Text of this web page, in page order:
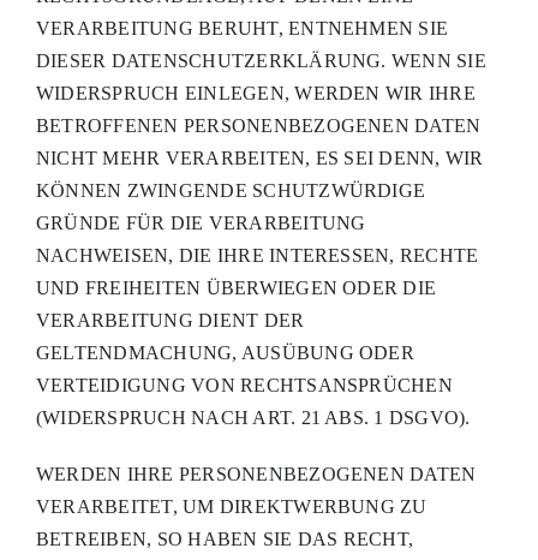
VERARBEITUNG BERUHT, ENTNEHMEN SIE
DIESER DATENSCHUTZERKLÄRUNG. WENN SIE
WIDERSPRUCH EINLEGEN, WERDEN WIR IHRE
BETROFFENEN PERSONENBEZOGENEN DATEN
NICHT MEHR VERARBEITEN, ES SEI DENN, WIR
KÖNNEN ZWINGENDE SCHUTZWÜRDIGE
GRÜNDE FÜR DIE VERARBEITUNG
NACHWEISEN, DIE IHRE INTERESSEN, RECHTE
UND FREIHEITEN ÜBERWIEGEN ODER DIE
VERARBEITUNG DIENT DER
GELTENDMACHUNG, AUSÜBUNG ODER
VERTEIDIGUNG VON RECHTSANSPRÜCHEN
(WIDERSPRUCH NACH ART. 21 ABS. 1 DSGVO).
WERDEN IHRE PERSONENBEZOGENEN DATEN
VERARBEITET, UM DIREKTWERBUNG ZU
BETREIBEN, SO HABEN SIE DAS RECHT,